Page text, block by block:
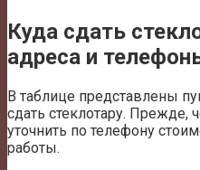
Куда сдать
адреса и
В таблице представлены
сдать стеклотару. Прежде,
уточнить по телефону
работы.